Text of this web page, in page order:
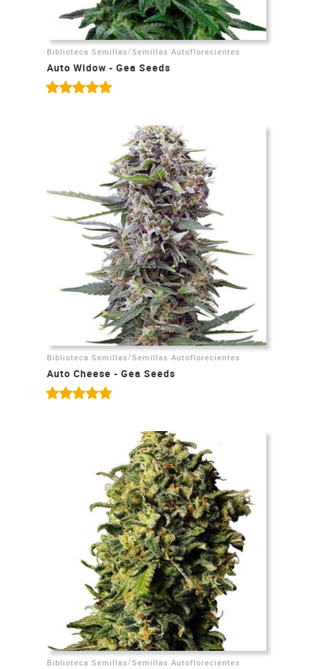
Biblioteca Semillas/Semillas Autoflorecientes
Auto Widow - Gea Seeds
Biblioteca Semillas /Semillas Autoflorecientes
Auto Cheese - Gea Seeds
Biblioteca Semillas/Semillas Autoflorecientes